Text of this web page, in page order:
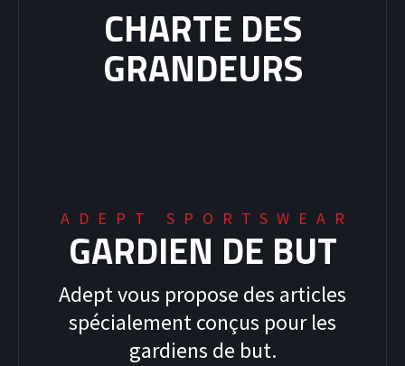
CHARTE DES
GRANDEURS
ADEPT SPORTSWEAR
GARDIEN DE BUT
Adept vous propose des articles
spécialement conçus pour les
gardiens de but.